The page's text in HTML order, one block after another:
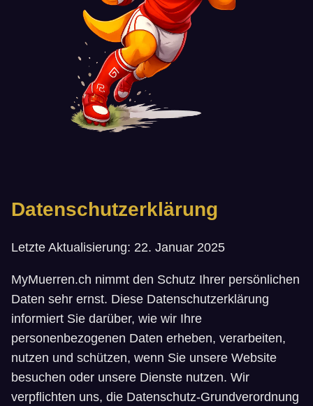
Datenschutzerklärung
Letzte Aktualisierung: 22. Januar 2025
MyMuerren.ch nimmt den Schutz Ihrer persönlichen
Daten sehr ernst. Diese Datenschutzerklärung
informiert Sie darüber, wie wir Ihre
personenbezogenen Daten erheben, verarbeiten,
nutzen und schützen, wenn Sie unsere Website
besuchen oder unsere Dienste nutzen. Wir
verpflichten uns, die Datenschutz-Grundverordnung